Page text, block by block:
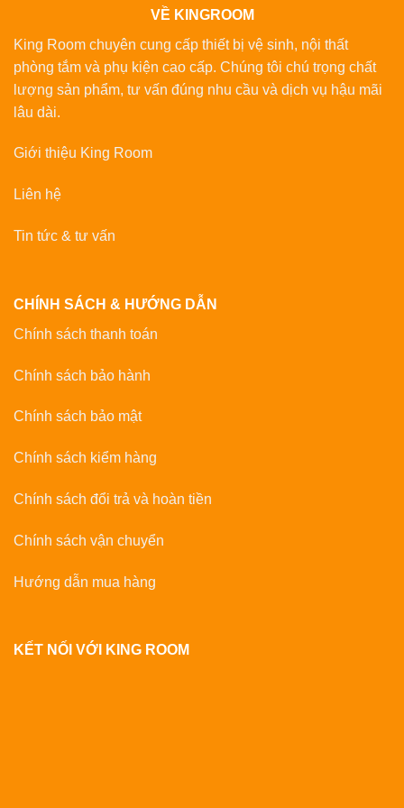
VỀ KINGROOM
King Room chuyên cung cấp thiết bị vệ sinh, nội thất
phòng tắm và phụ kiện cao cấp. Chúng tôi chú trọng chất
lượng sản phẩm, tư vấn đúng nhu cầu và dịch vụ hậu mãi
lâu dài.
Giới thiệu King Room
Liên hệ
Tin tức & tư vấn
CHÍNH SÁCH & HƯỚNG DẪN
Chính sách thanh toán
Chính sách bảo hành
Chính sách bảo mật
Chính sách kiểm hàng
Chính sách đổi trả và hoàn tiền
Chính sách vận chuyển
Hướng dẫn mua hàng
KẾT NỐI VỚI KING ROOM